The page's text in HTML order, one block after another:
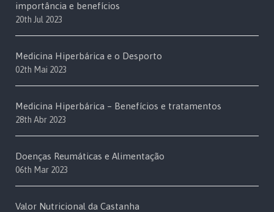
importância e benefícios
20th Jul 2023
Medicina Hiperbárica e o Desporto
02th Mai 2023
Medicina Hiperbárica – Benefícios e tratamentos
28th Abr 2023
Doenças Reumáticas e Alimentação
06th Mar 2023
Valor Nutricional da Castanha